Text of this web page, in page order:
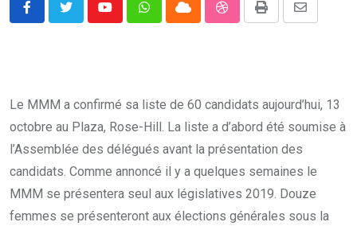
YoutubeWhatsappCloud StumbleUpon
Print
Share
Le MMM a confirmé sa liste de 60 candidats aujourd’hui, 13
octobre au Plaza, Rose-Hill. La liste a d’abord été soumise à
l’Assemblée des délégués avant la présentation des
candidats. Comme annoncé il y a quelques semaines le
MMM se présentera seul aux législatives 2019. Douze
femmes se présenteront aux élections générales sous la